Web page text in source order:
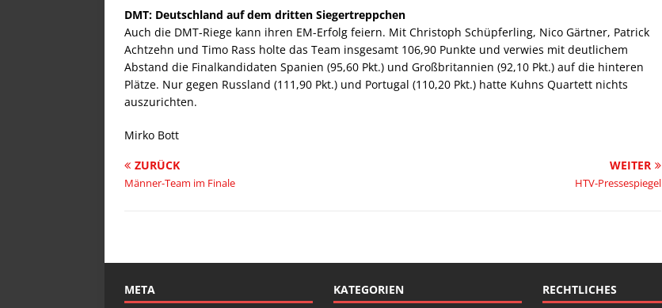
DMT: Deutschland auf dem dritten Siegertreppchen
Auch die DMT-Riege kann ihren EM-Erfolg feiern. Mit Christoph Schüpferling, Nico Gärtner, Patrick
Achtzehn und Timo Rass holte das Team insgesamt 106,90 Punkte und verwies mit deutlichem
Abstand die Finalkandidaten Spanien (95,60 Pkt.) und Großbritannien (92,10 Pkt.) auf die hinteren
Plätze. Nur gegen Russland (111,90 Pkt.) und Portugal (110,20 Pkt.) hatte Kuhns Quartett nichts
auszurichten.
Mirko Bott
ZURÜCK
Männer-Team im Finale
WEITER
HTV-Pressespiegel
META KATEGORIEN RECHTLICHES